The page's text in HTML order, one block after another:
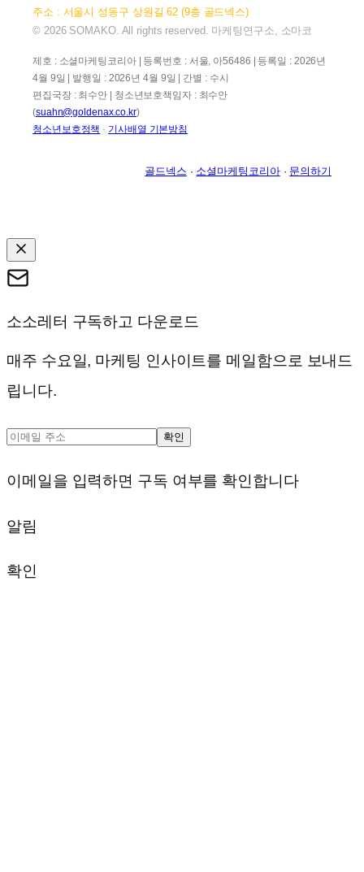
주소 : 서울시 성동구 상원길 62 (9층 골드넥스)
© 2026 SOMAKO. All rights reserved. 마케팅연구소, 소마코
제호 : 소셜마케팅코리아 | 등록번호 : 서울, 아56486 | 등록일 : 2026년
4월 9일 | 발행일 : 2026년 4월 9일 | 간별 : 수시
편집국장 : 최수안 | 청소년보호책임자 : 최수안
(suahn@goldenax.co.kr)
청소년보호정책 · 기사배열 기본방침
골드넥스 · 소셜마케팅코리아· 문의하기
소소레터 구독하고 다운로드
매주 수요일, 마케팅 인사이트를 메일함으로 보내드
립니다.
확인
이메일을 입력하면 구독 여부를 확인합니다
알림
확인